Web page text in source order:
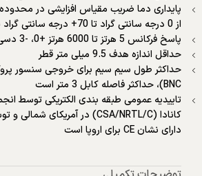
از 0 درجه سانتی گراد تا 70+ درجه سانتی گراد باقی می ماند.
پاسخ فرکانس 5 هرتز تا 6000 هرتز +0، -3 دسی بل
حداقل اندازه هدف 9.5 میلی متر قطر
حداکثر طول سیم سیم برای خروجی سنسور
BNC)، حداکثر فاصله کابل 3 متر است
تاییدیه عمومی طبقه بندی الکتریکی توسط
دارای نشان CE برای اروپا است